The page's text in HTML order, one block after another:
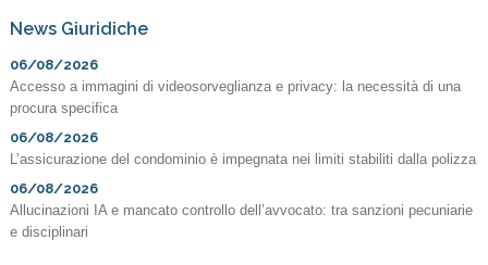
News Giuridiche
06/08/2026
Accesso a immagini di videosorveglianza e privacy: la necessità di una
procura specifica
06/08/2026
L’assicurazione del condominio è impegnata nei limiti stabiliti dalla polizza
06/08/2026
Allucinazioni IA e mancato controllo dell’avvocato: tra sanzioni pecuniarie
e disciplinari